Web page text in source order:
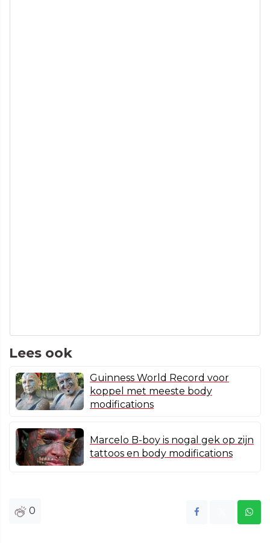
Lees ook
Guinness World Record voor
koppel met meeste body
modifications
Marcelo B-boy is nogal gek op zijn
tattoos en body modifications
0